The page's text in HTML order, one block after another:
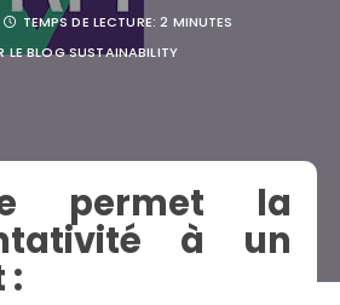
TEMPS DE LECTURE:2 MINUTES
LE BLOG SUSTAINABILITY
permet la
à un
: